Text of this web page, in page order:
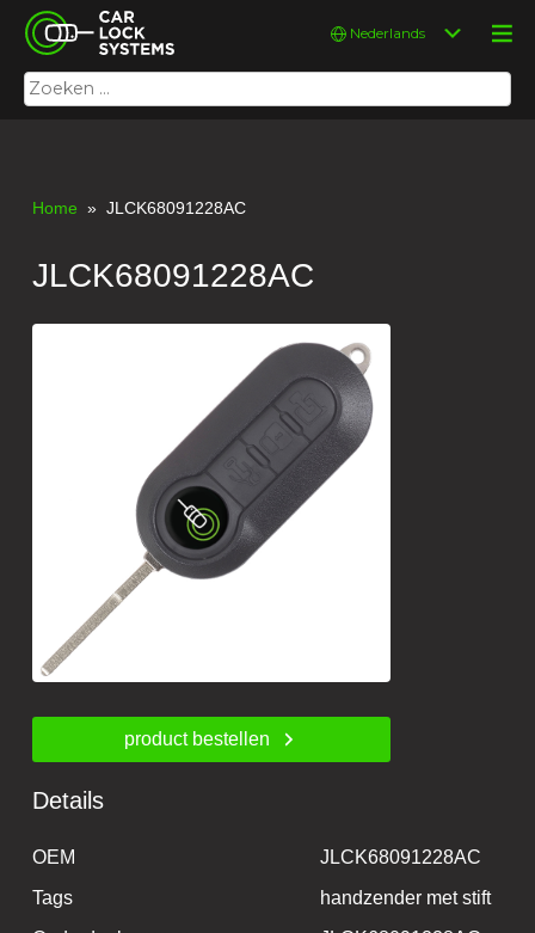
content
Car Lock Systems
Car Lock Systems
Zoeken
naar:
Kies
taal
Home » JLCK68091228AC
JLCK68091228AC
product bestellen
Details
OEM
JLCK68091228AC
Tags
handzender met stift